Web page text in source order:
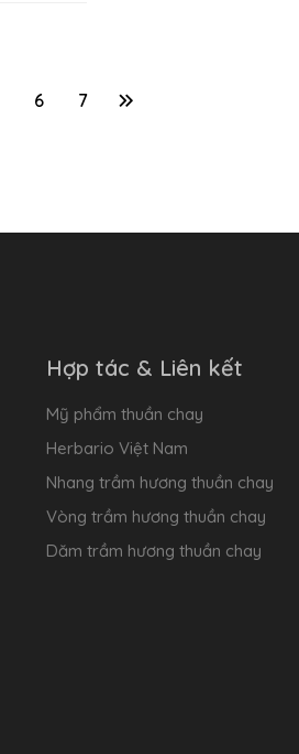
6 7
Hợp tác & Liên kết
Mỹ phẩm thuần chay
Herbario Việt Nam
Nhang trầm hương thuần chay
Vòng trầm hương thuần chay
Dăm trầm hương thuần chay